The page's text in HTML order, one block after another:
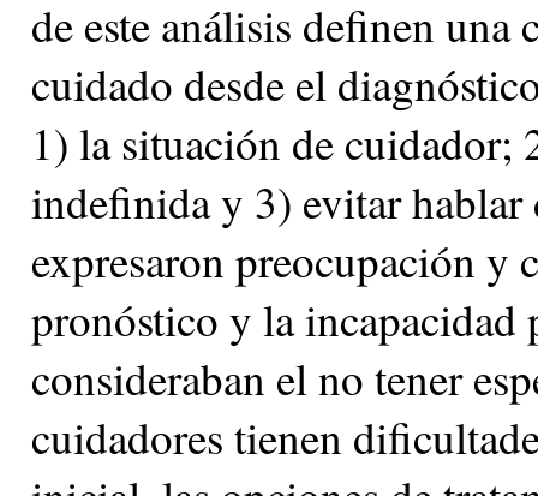
de este análisis definen una
cuidado desde el
1) la situación de cuidador;
indefinida y 3) evitar hablar
expresaron preocupación
pronóstico y la incapacidad
consideraban el no tener
cuidadores tienen